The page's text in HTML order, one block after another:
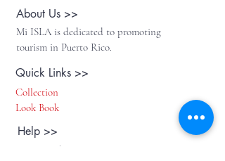
About Us >>
Mi ISLA is dedicated to promoting
tourism in Puerto Rico.
Quick Links >>
Collection
Look Book
Help >>